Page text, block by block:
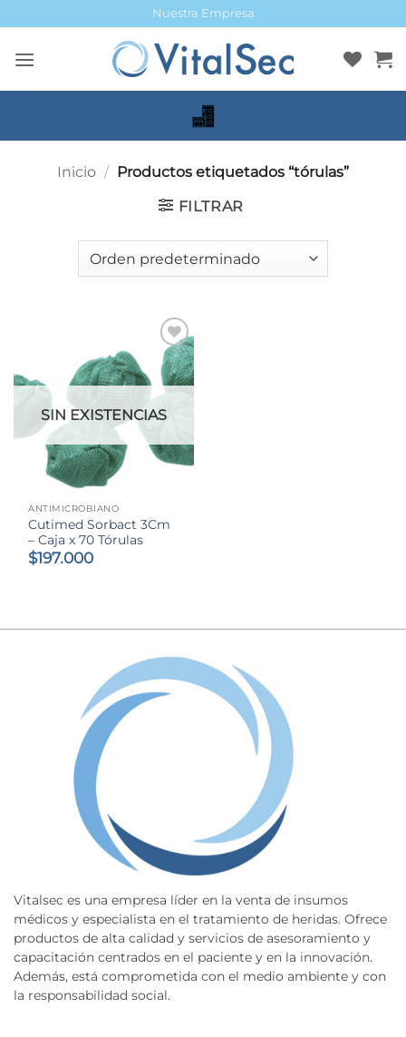
al
contenido
Nuestra Empresa
Inicio / Productos etiquetados “tórulas”
FILTRAR
SIN EXISTENCIAS
ANTIMICROBIANO
Cutimed Sorbact 3Cm
– Caja x 70 Tórulas
$197.000
Vitalsec es una empresa líder en la venta de insumos
médicos y especialista en el tratamiento de heridas. Ofrece
productos de alta calidad y servicios de asesoramiento y
capacitación centrados en el paciente y en la innovación.
Además, está comprometida con el medio ambiente y con
la responsabilidad social.